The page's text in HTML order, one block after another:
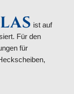
ist auf
Für den
für